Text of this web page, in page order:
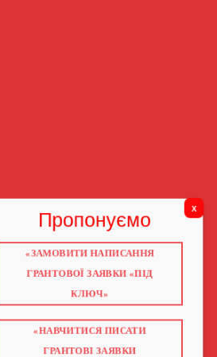
«ЗАМОВИТИ НАПИСАННЯ
ГРАНТОВОЇ ЗАЯВКИ «ПІД
КЛЮЧ»
«НАВЧИТИСЯ ПИСАТИ